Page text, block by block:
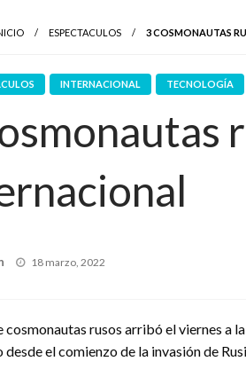
ESPECTACULOS 3 COSMONAUTAS
INTERNACIONAL TECNOLOGÍA
Publicado
18 marzo, 2022
cosmonautas rusos arribó el viernes a
desde el comienzo de la invasión de